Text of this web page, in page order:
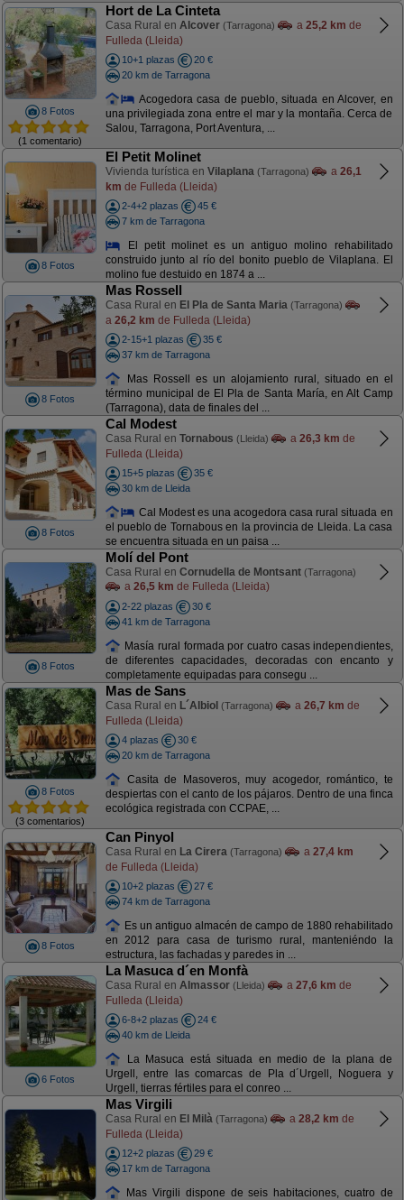
8 Fotos
(1 comentario)
Hort de La Cinteta
Casa Rural en Alcover (Tarragona) a 25,2 km de
Fulleda (Lleida)
10+1 plazas
20 €
20 km de Tarragona
Acogedora casa de pueblo, situada en Alcover, en
una privilegiada zona entre el mar y la montaña. Cerca de
Salou, Tarragona, Port Aventura, ...
8 Fotos
El Petit Molinet
Vivienda turística en Vilaplana (Tarragona) a 26,1
km de Fulleda (Lleida)
2-4+2 plazas
45 €
7 km de Tarragona
El petit molinet es un antiguo molino rehabilitado
construido junto al río del bonito pueblo de Vilaplana. El
molino fue destuido en 1874 a ...
8 Fotos
Mas Rossell
Casa Rural en El Pla de Santa Maria (Tarragona)
a 26,2 km de Fulleda (Lleida)
2-15+1 plazas
35 €
37 km de Tarragona
Mas Rossell es un alojamiento rural, situado en el
término municipal de El Pla de Santa María, en Alt Camp
(Tarragona), data de finales del ...
8 Fotos
Cal Modest
Casa Rural en Tornabous (Lleida) a 26,3 km de
Fulleda (Lleida)
15+5 plazas
35 €
30 km de Lleida
Cal Modest es una acogedora casa rural situada en
el pueblo de Tornabous en la provincia de Lleida. La casa
se encuentra situada en un paisa ...
8 Fotos
Molí del Pont
Casa Rural en Cornudella de Montsant (Tarragona)
a 26,5 km de Fulleda (Lleida)
2-22 plazas
30 €
41 km de Tarragona
Masía rural formada por cuatro casas independientes,
de diferentes capacidades, decoradas con encanto y
completamente equipadas para consegu ...
8 Fotos
(3 comentarios)
Mas de Sans
Casa Rural en L´Albiol (Tarragona) a 26,7 km de
Fulleda (Lleida)
4 plazas
30 €
20 km de Tarragona
Casita de Masoveros, muy acogedor, romántico, te
despiertas con el canto de los pájaros. Dentro de una finca
ecológica registrada con CCPAE, ...
8 Fotos
Can Pinyol
Casa Rural en La Cirera (Tarragona) a 27,4 km
de Fulleda (Lleida)
10+2 plazas
27 €
74 km de Tarragona
Es un antiguo almacén de campo de 1880 rehabilitado
en 2012 para casa de turismo rural, manteniéndo la
estructura, las fachadas y paredes in ...
6 Fotos
La Masuca d´en Monfà
Casa Rural en Almassor (Lleida) a 27,6 km de
Fulleda (Lleida)
6-8+2 plazas
24 €
40 km de Lleida
La Masuca está situada en medio de la plana de
Urgell, entre las comarcas de Pla d´Urgell, Noguera y
Urgell, tierras fértiles para el conreo ...
Mas Virgili
Casa Rural en El Milà (Tarragona) a 28,2 km de
Fulleda (Lleida)
12+2 plazas
29 €
17 km de Tarragona
Mas Virgili dispone de seis habitaciones, cuatro de